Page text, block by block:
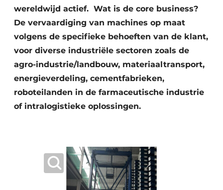
wereldwijd actief. Wat is de core business?
De vervaardiging van machines op maat
volgens de specifieke behoeften van de klant,
voor diverse industriële sectoren zoals de
agro-industrie/landbouw, materiaaltransport,
energieverdeling, cementfabrieken,
roboteilanden in de farmaceutische industrie
of intralogistieke oplossingen.